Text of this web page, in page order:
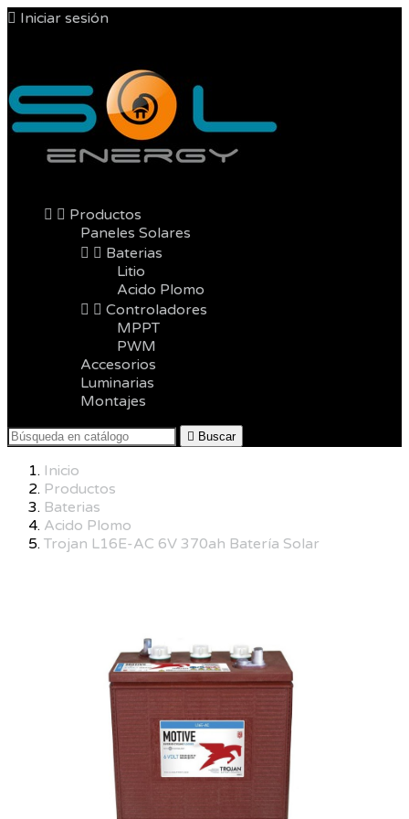
 Iniciar sesión
  Productos
Paneles Solares
  Baterias
Litio
Acido Plomo
  Controladores
MPPT
PWM
Accesorios
Luminarias
Montajes
 Buscar
Inicio
Productos
Baterias
Acido Plomo
Trojan L16E-AC 6V 370ah Batería Solar